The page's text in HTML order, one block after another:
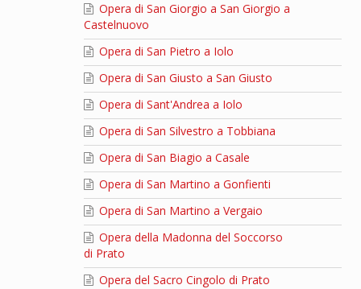
Opera di San Giorgio a San Giorgio a
Castelnuovo
Opera di San Pietro a Iolo
Opera di San Giusto a San Giusto
Opera di Sant'Andrea a Iolo
Opera di San Silvestro a Tobbiana
Opera di San Biagio a Casale
Opera di San Martino a Gonfienti
Opera di San Martino a Vergaio
Opera della Madonna del Soccorso
di Prato
Opera del Sacro Cingolo di Prato